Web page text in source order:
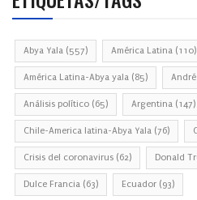
Abya Yala (557) América Latina (110)
América Latina-Abya yala (85)
Análisis político (65) Argentina (147)
Chile-America latina-Abya Yala (76)
Crisis del coronavirus (62) Donald
Dulce Francia (63) Ecuador (93)